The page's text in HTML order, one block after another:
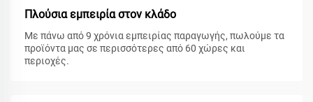
Πλούσια εμπειρία στον κλάδο
Με πάνω από 9 χρόνια εμπειρίας παραγωγής, πωλούμε τα
προϊόντα μας σε περισσότερες από 60 χώρες και
περιοχές.